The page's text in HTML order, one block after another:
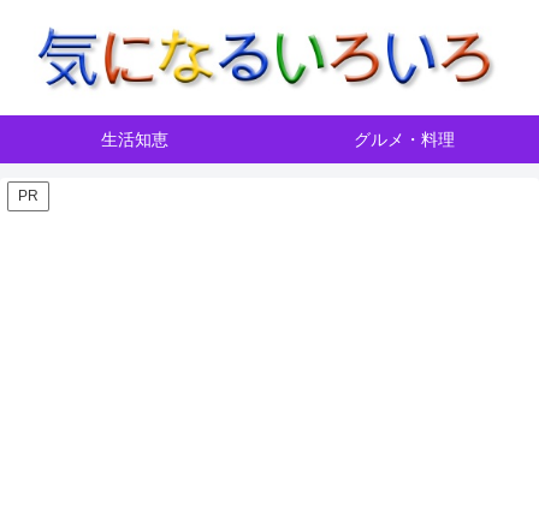
生活知恵 グルメ・料理
PR